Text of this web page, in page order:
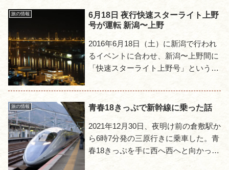
てみた。乗船いずみ＆ひびきの部...
旅の情報
6月18日 夜行快速スターライト上野
号が運転 新潟〜上野
2016年6月18日（土）に新潟で行われ
るイベントに合わせ、新潟〜上野間に
「快速スターライト上野号」という夜
指定席、車両は特急いなほで使用され
ているE653系と予想さ...
旅の情報 青春18きっぷで新幹線に乗った話
2021年12月30日、夜明け前の倉敷駅か
ら6時7分発の三原行きに乗車した。青
春18きっぷを手に西へ西へと向かって